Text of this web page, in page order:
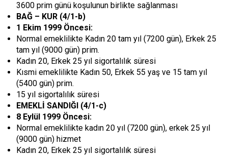
3600 prim günü koşulunun birlikte sağlanması
BAĞ – KUR (4/1-b)
1 Ekim 1999 Öncesi:
Normal emeklilikte Kadın 20 tam yıl (7200 gün), Erkek 25
tam yıl (9000 gün) prim.
Kadın 20, Erkek 25 yıl sigortalılık süresi
Kısmi emeklilikte Kadın 50, Erkek 55 yaş ve 15 tam yıl
(5400 gün) prim.
15 yıl sigortalılık süresi
EMEKLİ SANDIĞI (4/1-c)
8 Eylül 1999 Öncesi:
Normal emeklilikte kadın 20 yıl (7200 gün), erkek 25 yıl
(9000 gün) hizmet
Kadın 20, Erkek 25 yıl sigortalılık süresi